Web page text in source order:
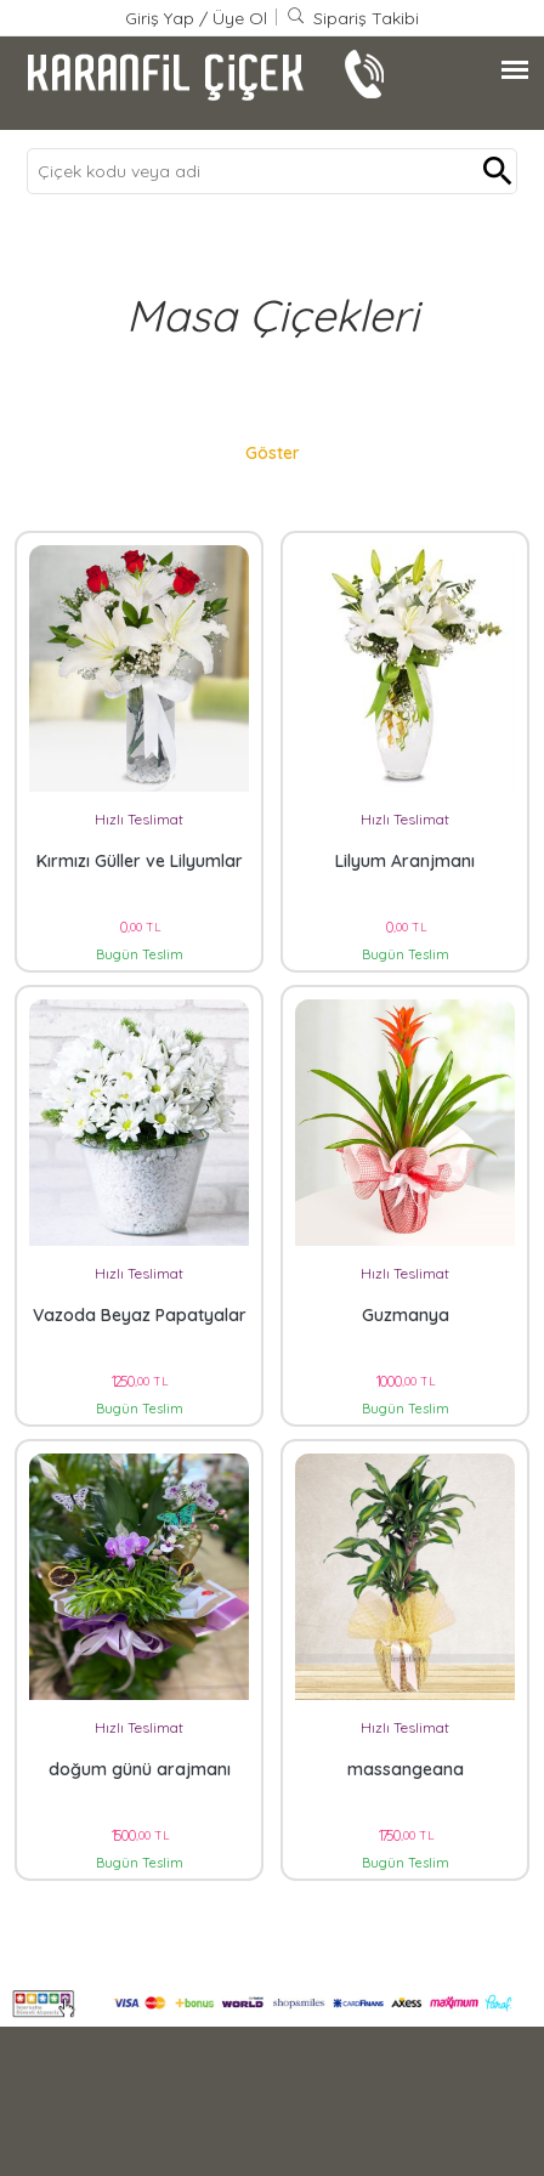
Giriş Yap / Üye Ol Sipariş Takibi
Masa Çiçekleri
Göster
Hızlı Teslimat
Kırmızı Güller ve Lilyumlar
0,00 TL
Bugün Teslim
Hızlı Teslimat
Lilyum Aranjmanı
0,00 TL
Bugün Teslim
Hızlı Teslimat
Vazoda Beyaz Papatyalar
1250,00 TL
Bugün Teslim
Hızlı Teslimat
Guzmanya
1000,00 TL
Bugün Teslim
Hızlı Teslimat
doğum günü arajmanı
1500,00 TL
Bugün Teslim
Hızlı Teslimat
massangeana
1750,00 TL
Bugün Teslim